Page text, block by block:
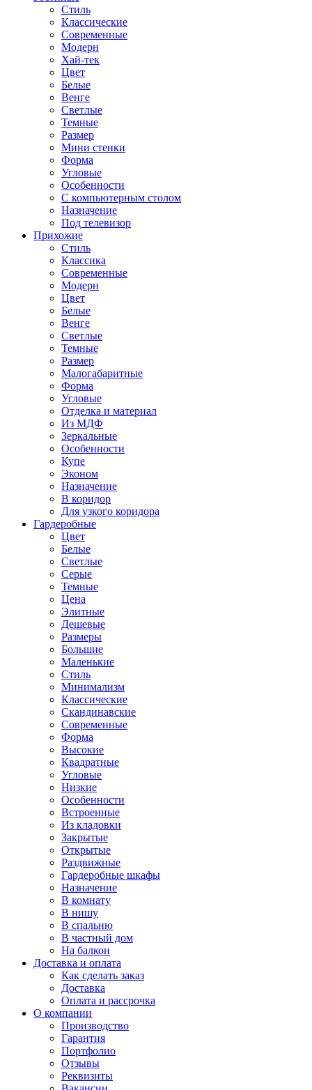
Стиль
Классические
Современные
Модерн
Хай-тек
Цвет
Белые
Венге
Светлые
Темные
Размер
Мини стенки
Форма
Угловые
Особенности
С компьютерным столом
Назначение
Под телевизор
Прихожие
Стиль
Классика
Современные
Модерн
Цвет
Белые
Венге
Светлые
Темные
Размер
Малогабаритные
Форма
Угловые
Отделка и материал
Из МДФ
Зеркальные
Особенности
Купе
Эконом
Назначение
В коридор
Для узкого коридора
Гардеробные
Цвет
Белые
Светлые
Серые
Темные
Цена
Элитные
Дешевые
Размеры
Большие
Маленькие
Стиль
Минимализм
Классические
Скандинавские
Современные
Форма
Высокие
Квадратные
Угловые
Низкие
Особенности
Встроенные
Из кладовки
Закрытые
Открытые
Раздвижные
Гардеробные шкафы
Назначение
В комнату
В нишу
В спальню
В частный дом
На балкон
Доставка и оплата
Как сделать заказ
Доставка
Оплата и рассрочка
О компании
Производство
Гарантия
Портфолио
Отзывы
Реквизиты